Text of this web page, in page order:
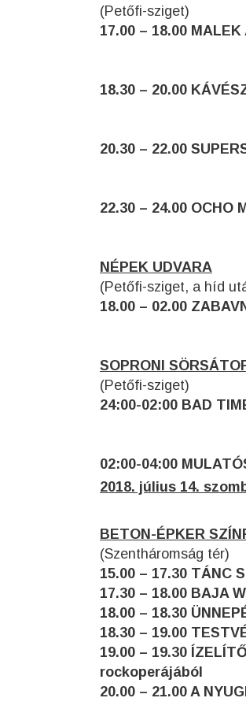
(Petőfi-sziget)
17.00 – 18.00
18.30 – 20.00
20.30 – 22.00
22.30 – 24.00 OCHO
NÉPEK UDVARA
(Petőfi-sziget, a híd
18.00 – 02.00
SOPRONI
(Petőfi-sziget)
24:00-02:00 BAD
02:00-04:00
2018. július 14.
BETON-ÉPKER
(Szentháromság tér)
15.00 – 17.30 TÁNC
17.30 – 18.00 BAJA
18.00 – 18.30
18.30 – 19.00
19.00 – 19.30
rockoperájából
20.00 – 21.00 A